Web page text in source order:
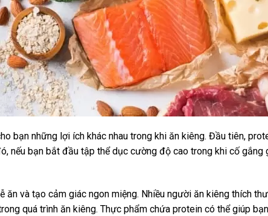
bạn những lợi ích khác nhau trong khi ăn kiêng. Đầu tiên,
nếu bạn bắt đầu tập thể dục cường độ cao trong khi cố gắng
ăn và tạo cảm giác ngon miệng. Nhiều người ăn kiêng thích
quá trình ăn kiêng. Thực phẩm chứa protein có thể giúp